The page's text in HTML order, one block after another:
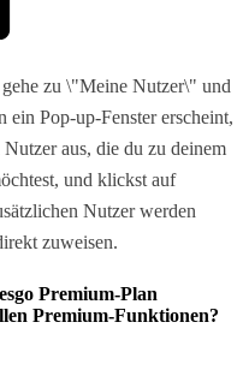
zu \"Meine Nutzer\" und
Pop-up-Fenster erscheint,
aus, die du zu deinem
und klickst auf
Nutzer werden
zuweisen.
Premium-Plan
Premium-Funktionen?